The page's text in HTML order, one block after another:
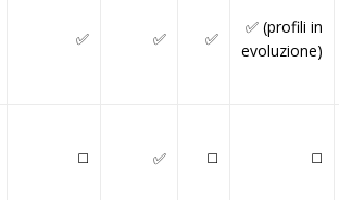
✅ ✅ ✅
✅ (profili in
evoluzione)
◻️ ✅ ◻️ ◻️